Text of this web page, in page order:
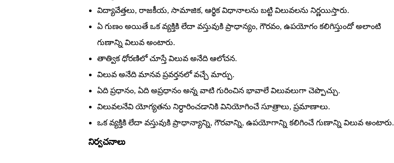
విద్యావేత్తలు, రాజకీయ, సామాజిక, ఆర్థిక విధానాలను బట్టి విలువలను నిర్ణయిస్తారు.
ఏ గుణం అయితే ఒక వ్యక్తికి లేదా వస్తువుకి ప్రాధాన్యం, గౌరవం, ఉపయోగం కలిగిస్తుందో అలాంటి
గుణాన్ని విలువ అంటారు.
తాత్విక ధోరణిలో చూస్తే విలువ అనేది ఆలోచన.
విలువ అనేది మానవ ప్రవర్తనలో వచ్చే మార్పు.
ఏది ప్రధానం, ఏది అప్రధానం అన్న వాటి గురించిన భావాలే విలువలుగా చెప్పొచ్చు.
విలువలనేవి యోగ్యతను నిర్ధారించడానికి వినియోగించే సూత్రాలు, ప్రమాణాలు.
ఒక వ్యక్తికి లేదా వస్తువుకి ప్రాధాన్యాన్ని, గౌరవాన్ని, ఉపయోగాన్ని కలిగించే గుణాన్ని విలువ అంటారు.
నిర్వచనాలు